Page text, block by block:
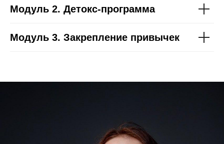
Модуль 2. Детокс-программа
Модуль 3. Закрепление привычек